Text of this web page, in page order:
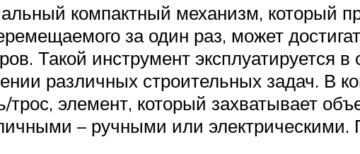
компактный механизм, который
за один раз, может
Такой инструмент эксплуатируется в
различных строительных задач. В
элемент, который захватывает
– ручными или электрическими.